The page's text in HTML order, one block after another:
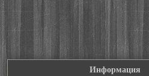
Информация